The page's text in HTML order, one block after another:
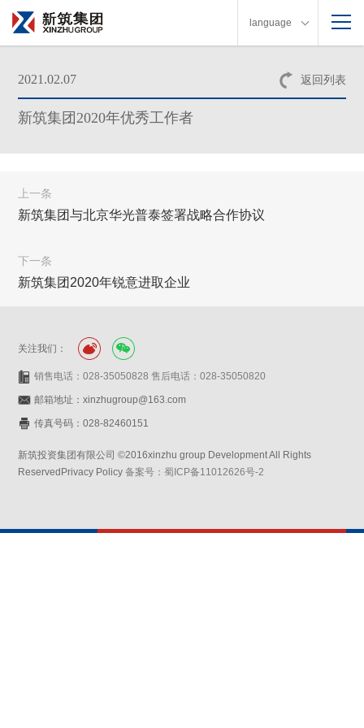
language
返回列表
2021.02.07
新筑集团2020年优秀工作者
上一条
新筑集团与北京华光普泰签署战略合作协议
下一条
新筑集团2020年锐意进取企业
关注我们：
销售电话：028-35050828 售后电话：028-35050820
邮箱地址：xinzhugroup@163.com
传真号码：028-82460151
新筑投资集团有限公司 ©2016xinzhu group Development All Rights
ReservedPrivacy Policy备案号：蜀ICP备11012626号-2